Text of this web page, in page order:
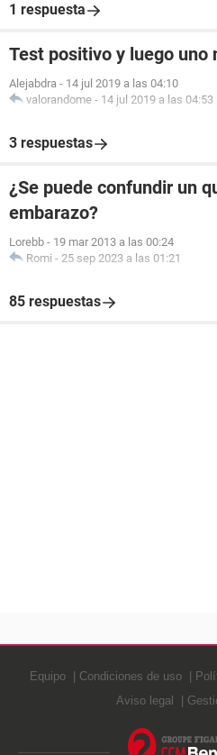
1 respuesta
Test positivo y luego uno
Alejabdra - 14 jul 2019 a las 04:10
valorandome - 14 jul 2019 a las 04:53
3 respuestas
¿Se puede confundir un
embarazo?
Lorebb - 19 mar 2013 a las 00:24
Romi - 25 sep 2023 a las 01:21
85 respuestas
Equipo Condiciones de uso
Aviso legal